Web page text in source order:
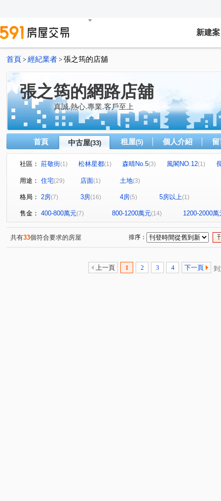
新建案
首頁 > 經紀業者 > 張之筠的店舖
張之筠的網路店舖
真誠.熱心.專業.客戶至上
首頁 中古屋(33) 租屋(5) 個人介紹
社區： 莊敬街(1) 松林星都(1) 森晴No.5(3) 風閣NO.12(1)
新豐一號
信全街
美居上德湛
和興段 莊敬街 松林街(1)
新生二路(1) 長富路一段(2) 潤泰街(1) 信全街(1)
康
蘭州街(1) 康福街(1) 坑子口(1) 安宅一街(1) 興安街
中正五街(1) (1) 安宅三街(1) 光復東路 (2)
明新街(1)
用途： 住宅(29) 店面(1) 土地(3)
格局： 2房(7) 3房(16) 4房(5) 5房以上(1)
售金： 400-800萬元(7) 800-1200萬元(14) 1200-2000萬
共有33個符合要求的房屋 排序：
上一頁 1 2 3 4 下一頁